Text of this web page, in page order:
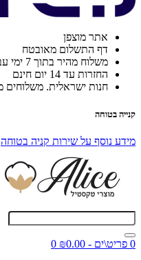
אתר מוצפן
דף התשלום מאובטח
משלוח מהיר בתוך 7 ימי עבודה
החזרות עד 14 יום חינם
חנות ישראלית. משלוחים
קנייה בטוחה
מידע נוסף על שירות קניה בטוחה
0 פריט\ים - ₪0.00
0